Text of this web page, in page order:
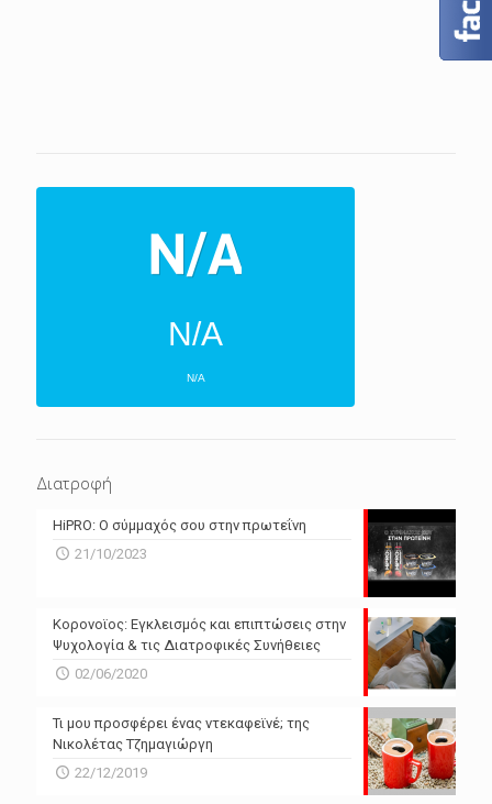
N/A
N/A
N/A
Powered by Forecast.io
Διατροφή
HiPRO: Ο σύμμαχός σου στην πρωτεΐνη
21/10/2023
Κορονοϊος: Εγκλεισμός και επιπτώσεις στην
Ψυχολογία & τις Διατροφικές Συνήθειες
02/06/2020
Τι μου προσφέρει ένας ντεκαφεϊνέ; της
Νικολέτας Τζημαγιώργη
22/12/2019